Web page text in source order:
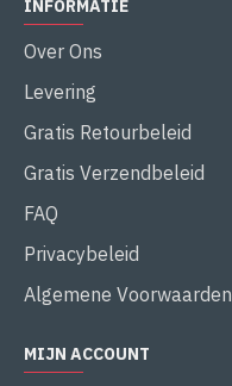
INFORMATIE
Over Ons
Levering
Gratis Retourbeleid
Gratis Verzendbeleid
FAQ
Privacybeleid
Algemene Voorwaarden
MIJN ACCOUNT